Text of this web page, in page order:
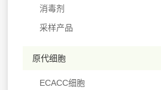
消毒剂
采样产品
原代细胞
ECACC细胞